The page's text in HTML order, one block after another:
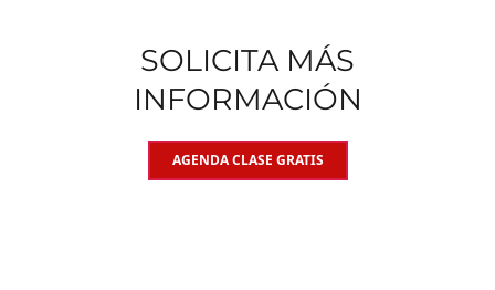
SOLICITA MÁS
INFORMACIÓN
AGENDA CLASE GRATIS